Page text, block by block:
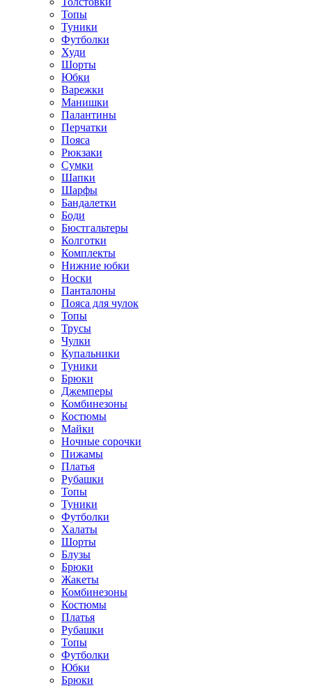
Топы
Туники
Футболки
Худи
Шорты
Юбки
Варежки
Манишки
Палантины
Перчатки
Пояса
Рюкзаки
Сумки
Шапки
Шарфы
Бандалетки
Боди
Бюстгальтеры
Колготки
Комплекты
Нижние юбки
Носки
Панталоны
Поясa для чулок
Топы
Трусы
Чулки
Купальники
Туники
Брюки
Джемперы
Комбинезоны
Костюмы
Майки
Ночные сорочки
Пижамы
Платья
Рубашки
Топы
Туники
Футболки
Халаты
Шорты
Блузы
Брюки
Жакеты
Комбинезоны
Костюмы
Платья
Рубашки
Топы
Футболки
Юбки
Брюки